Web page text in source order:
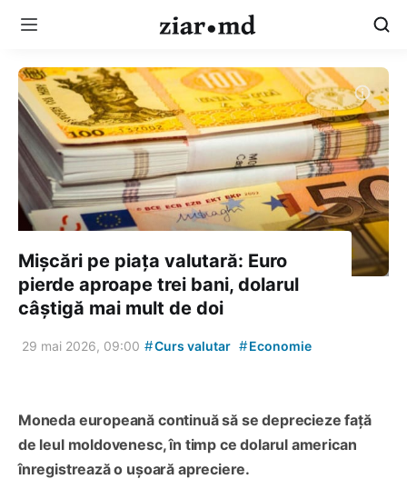
Mișcări pe piața valutară: Euro
pierde aproape trei bani, dolarul
câștigă mai mult de doi
29 mai 2026, 09:00 #Curs valutar #Economie
Moneda europeană continuă să se deprecieze față
de leul moldovenesc, în timp ce dolarul american
înregistrează o ușoară apreciere.